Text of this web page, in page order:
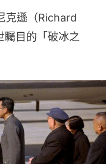
克遜（Richard
目的「破冰之